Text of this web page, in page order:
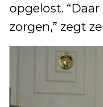
opgelost.
zorgen,” zegt